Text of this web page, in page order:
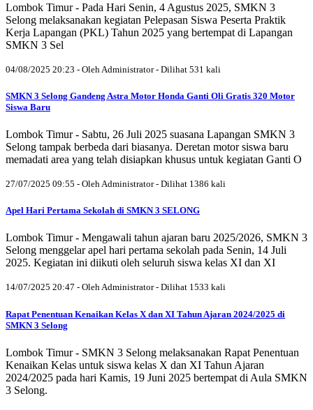
Lombok Timur - Pada Hari Senin, 4 Agustus 2025, SMKN 3
Selong melaksanakan kegiatan Pelepasan Siswa Peserta Praktik
Kerja Lapangan (PKL) Tahun 2025 yang bertempat di Lapangan
SMKN 3 Sel
04/08/2025 20:23 - Oleh Administrator - Dilihat 531 kali
SMKN 3 Selong Gandeng Astra Motor Honda Ganti Oli Gratis 320 Motor
Siswa Baru
Lombok Timur - Sabtu, 26 Juli 2025 suasana Lapangan SMKN 3
Selong tampak berbeda dari biasanya. Deretan motor siswa baru
memadati area yang telah disiapkan khusus untuk kegiatan Ganti O
27/07/2025 09:55 - Oleh Administrator - Dilihat 1386 kali
Apel Hari Pertama Sekolah di SMKN 3 SELONG
Lombok Timur - Mengawali tahun ajaran baru 2025/2026, SMKN 3
Selong menggelar apel hari pertama sekolah pada Senin, 14 Juli
2025. Kegiatan ini diikuti oleh seluruh siswa kelas XI dan XI
14/07/2025 20:47 - Oleh Administrator - Dilihat 1533 kali
Rapat Penentuan Kenaikan Kelas X dan XI Tahun Ajaran 2024/2025 di
SMKN 3 Selong
Lombok Timur - SMKN 3 Selong melaksanakan Rapat Penentuan
Kenaikan Kelas untuk siswa kelas X dan XI Tahun Ajaran
2024/2025 pada hari Kamis, 19 Juni 2025 bertempat di Aula SMKN
3 Selong.